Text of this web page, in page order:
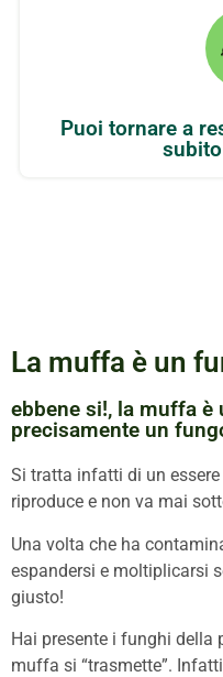
Puoi tornare a
La muffa è un
ebbene si!, la muffa è
precisamente un
Si tratta infatti di un essere
riproduce e non va mai
Una volta che ha
espandersi e moltiplicarsi
giusto!
Hai presente i funghi della
muffa si “trasmette”.